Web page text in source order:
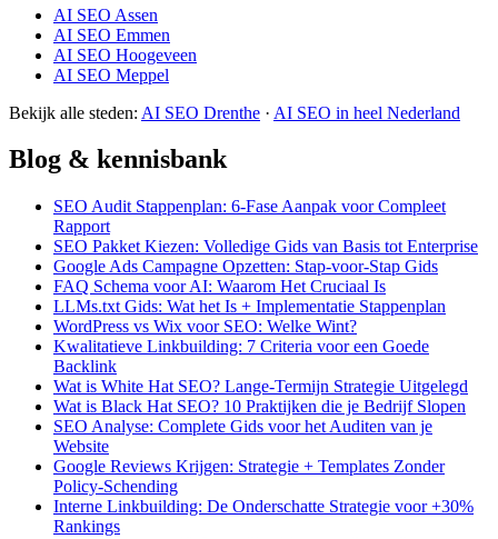
AI SEO Assen
AI SEO Emmen
AI SEO Hoogeveen
AI SEO Meppel
Bekijk alle steden: AI SEO Drenthe · AI SEO in heel Nederland
Blog & kennisbank
SEO Audit Stappenplan: 6-Fase Aanpak voor Compleet
Rapport
SEO Pakket Kiezen: Volledige Gids van Basis tot Enterprise
Google Ads Campagne Opzetten: Stap-voor-Stap Gids
FAQ Schema voor AI: Waarom Het Cruciaal Is
LLMs.txt Gids: Wat het Is + Implementatie Stappenplan
WordPress vs Wix voor SEO: Welke Wint?
Kwalitatieve Linkbuilding: 7 Criteria voor een Goede
Backlink
Wat is White Hat SEO? Lange-Termijn Strategie Uitgelegd
Wat is Black Hat SEO? 10 Praktijken die je Bedrijf Slopen
SEO Analyse: Complete Gids voor het Auditen van je
Website
Google Reviews Krijgen: Strategie + Templates Zonder
Policy-Schending
Interne Linkbuilding: De Onderschatte Strategie voor +30%
Rankings